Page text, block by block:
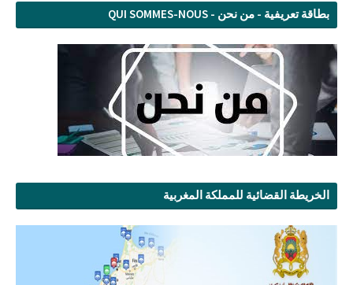
بطاقة تعريفية - من نحن - QUI SOMMES-NOUS
الخريطة القضائية للمملكة المغربية